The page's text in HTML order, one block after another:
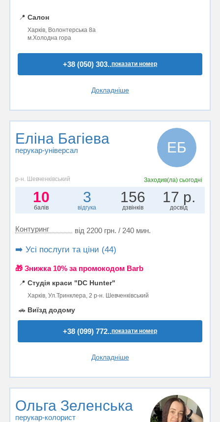
📍 Салон
Харків, Волонтерська 8а
м.Холодна гора
+38 (050) 303..показати номер
Докладніше
Еліна Багіева
перукар-універсал ЕБ
р-н. Шевченківський Заходив(ла)сьогодні
10
балів
3
відгука
156
дзвінків
17 р.
досвід
Контуринг від 2200 грн. / 240 мин.
➡️ Усі послуги та ціни (44)
🎁 Знижка 10% за промокодом Barb
📍 Студія краси "DC Hunter"
Харків, Ул.Тринклера, 2 р-н. Шевченківський
🚗 Виїзд додому
+38 (099) 772..показати номер
Докладніше
Ольга Зеленська
перукар-колорист